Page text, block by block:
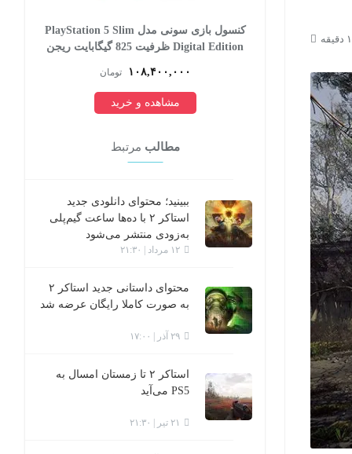
کنسول بازی سونی مدل PlayStation 5 Slim
Digital Edition ظرفیت 825 گیگابایت ریجن
۱۰۸,۴۰۰,۰۰۰ تومان
مشاهده و خرید
مطالب مرتبط
ببینید؛ محتوای دانلودی جدید
استاکر ۲ با ده‌ها ساعت گیم‌پلی
به‌زودی منتشر می‌شود
۱۲ مرداد | ۲۱:۳۰
محتوای داستانی جدید استاکر ۲
به صورت کاملا رایگان عرضه شد
۲۹ آذر | ۱۷:۰۰
استاکر ۲ تا زمستان امسال به
PS5 می‌آید
۲۱ تیر | ۲۱:۳۰